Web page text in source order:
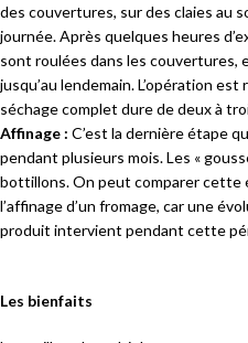
des couvertures, sur des claies au
journée. Après quelques heures
sont roulées dans les couvertures,
jusqu’au lendemain. L’opération
séchage complet dure de deux à
Affinage : C’est la dernière étape
pendant plusieurs mois. Les «
bottillons. On peut comparer cette
l’affinage d’un fromage, car une
produit intervient pendant cette
Les bienfaits